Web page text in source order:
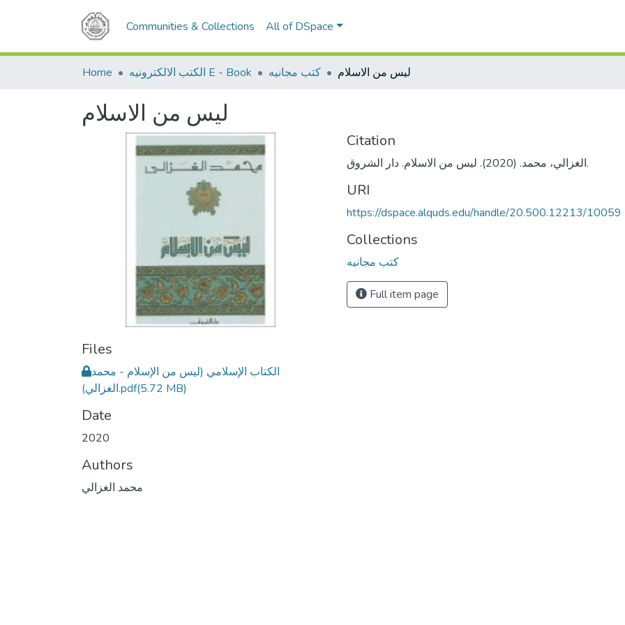
Communities & Collections All of DSpace
Home الكتب الالكترونيه E - Book كتب مجانيه ليس من الاسلام
ليس من الاسلام
Files
الكتاب الإسلامي (ليس من الإسلام - محمد
الغزالي).pdf(5.72 MB)
Date
2020
Authors
محمد الغزالي
Citation
الغزالي، محمد. (2020). ليس من الاسلام. دار الشروق.
URI
https://dspace.alquds.edu/handle/20.500.12213/10059
Collections
كتب مجانيه
Full item page